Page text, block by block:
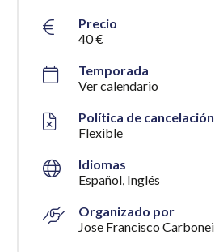
Precio
40 €
Temporada
Ver calendario
Política de cancelación
Flexible
Idiomas
Español, Inglés
Organizado por
Jose Francisco Carbonei